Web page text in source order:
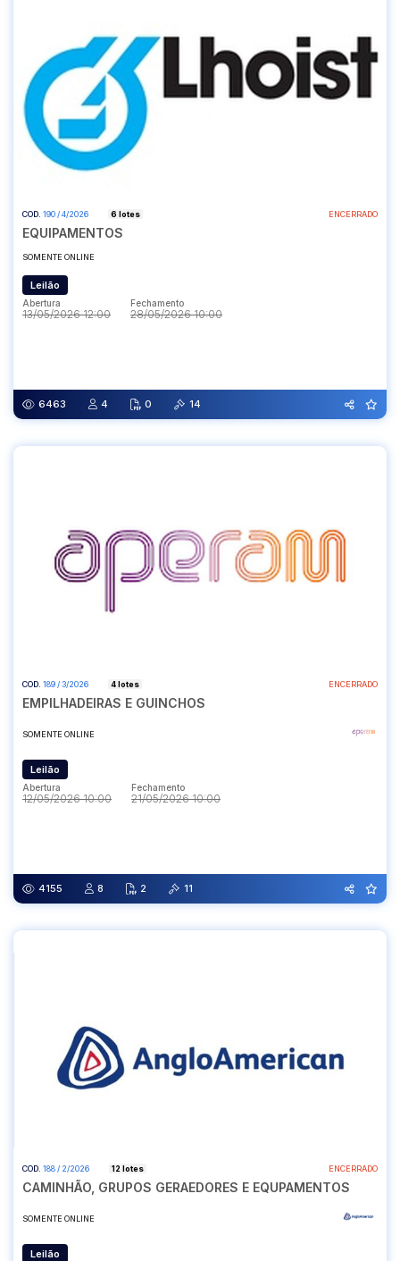
COD. 190 / 4/2026 6 lotes ENCERRADO
EQUIPAMENTOS
SOMENTE ONLINE
Leilão
Abertura
13/05/2026 12:00
Fechamento
28/05/2026 10:00
6463 4 0 14
COD. 189 / 3/2026 4 lotes ENCERRADO
EMPILHADEIRAS E GUINCHOS
SOMENTE ONLINE
Leilão
Abertura
12/05/2026 10:00
Fechamento
21/05/2026 10:00
4155 8 2 11
COD. 188 / 2/2026 12 lotes ENCERRADO
CAMINHÃO, GRUPOS GERAEDORES E EQUPAMENTOS
SOMENTE ONLINE
Leilão